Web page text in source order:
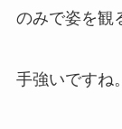
のみで姿を観
手強いですね。